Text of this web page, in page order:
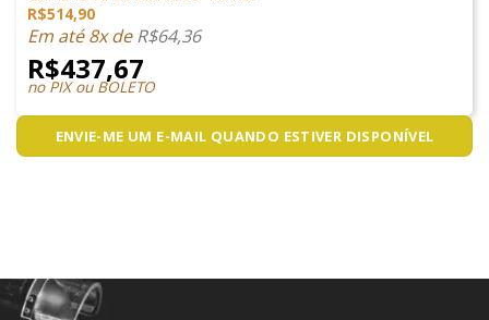
R$514,90
Em até 8x deR$64,36
R$437,67
no PIX ou BOLETO
ENVIE-ME UM E-MAIL QUANDO ESTIVER DISPONÍVEL